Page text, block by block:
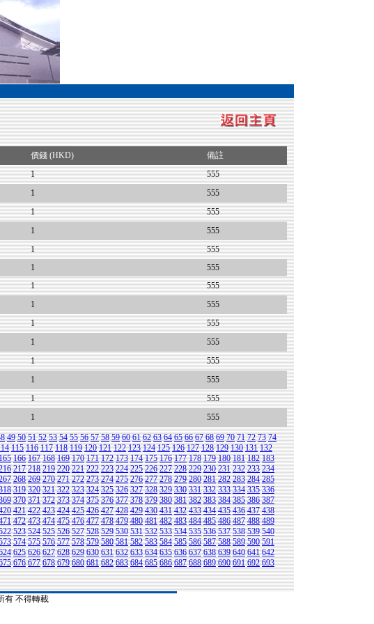
價錢 (HKD)
備註
1
555
1
555
1
555
1
555
1
555
1
555
1
555
1
555
1
555
1
555
1
555
1
555
1
555
1 555
49 50 51 52 53 54 55 56 57 58 59 60 61 62 63 64 65 66 67 68 69 70 71 72 73 74
115 116 117 118 119 120 121 122 123 124 125 126 127 128 129 130 131 132
166 167 168 169 170 171 172 173 174 175 176 177 178 179 180 181 182 183
217 218 219 220 221 222 223 224 225 226 227 228 229 230 231 232 233 234
268 269 270 271 272 273 274 275 276 277 278 279 280 281 282 283 284 285
319 320 321 322 323 324 325 326 327 328 329 330 331 332 333 334 335 336
370 371 372 373 374 375 376 377 378 379 380 381 382 383 384 385 386 387
421 422 423 424 425 426 427 428 429 430 431 432 433 434 435 436 437 438
472 473 474 475 476 477 478 479 480 481 482 483 484 485 486 487 488 489
523 524 525 526 527 528 529 530 531 532 533 534 535 536 537 538 539 540
574 575 576 577 578 579 580 581 582 583 584 585 586 587 588 589 590 591
625 626 627 628 629 630 631 632 633 634 635 636 637 638 639 640 641 642
676 677 678 679 680 681 682 683 684 685 686 687 688 689 690 691 692 693
有 不得轉載